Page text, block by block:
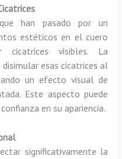
han pasado por un
estéticos en el cuero
cicatrices visibles. La
esas cicatrices al
un efecto visual de
Este aspecto puede
en su apariencia.
significativamente la